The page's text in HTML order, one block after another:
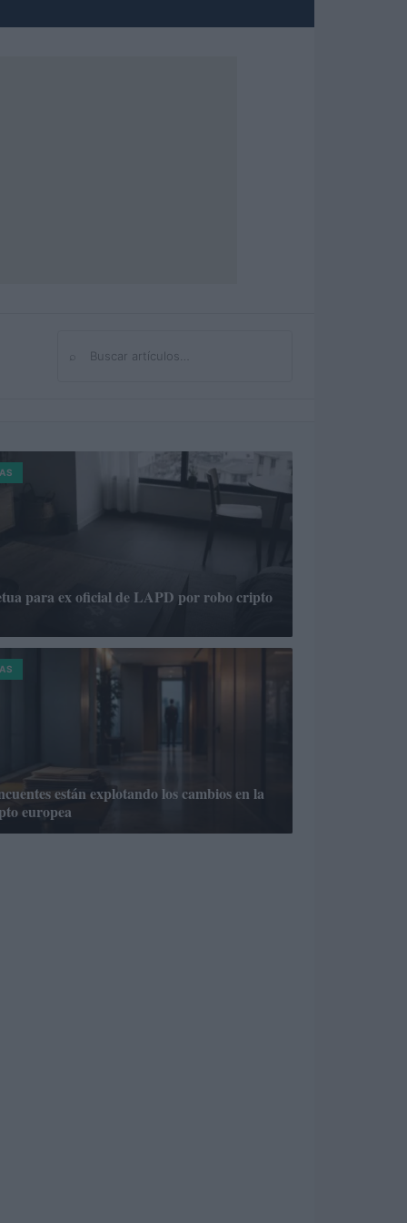
Buscar
para ex oficial de LAPD por robo cripto
están explotando los cambios en la
europea